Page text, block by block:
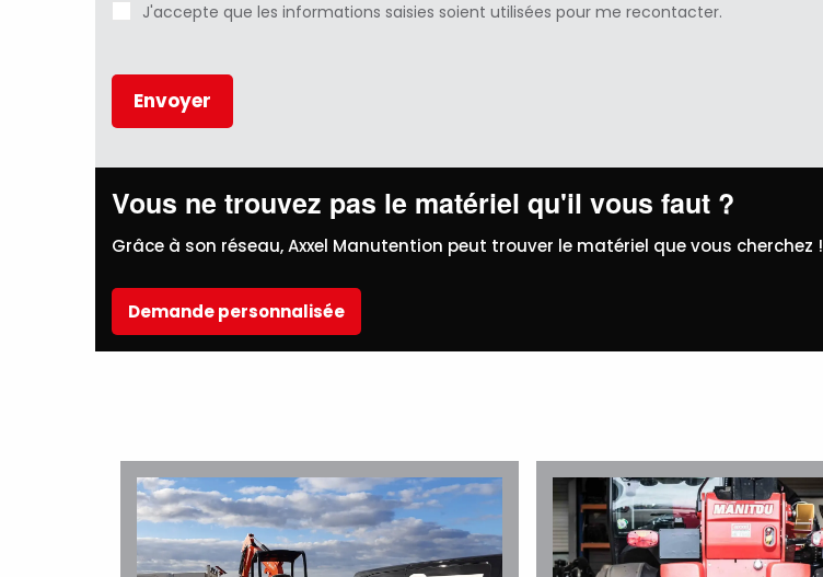
J'accepte que les informations saisies soient utilisées pour me recontacter.
Vous ne trouvez pas le matériel qu'il vous faut ?
Grâce à son réseau, Axxel Manutention peut trouver le matériel que vous cherchez !
Demande personnalisée